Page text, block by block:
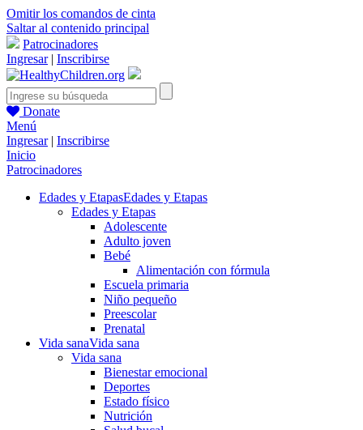
Omitir los comandos de cinta
Saltar al contenido principal
Patrocinadores
Ingresar| Inscribirse
Donate
Menú
Ingresar| Inscribirse
Inicio
Patrocinadores
Edades y EtapasEdades y Etapas
Edades y Etapas
Adolescente
Adulto joven
Bebé
Alimentación con fórmula
Escuela primaria
Niño pequeño
Preescolar
Prenatal
Vida sanaVida sana
Vida sana
Bienestar emocional
Deportes
Estado físico
Nutrición